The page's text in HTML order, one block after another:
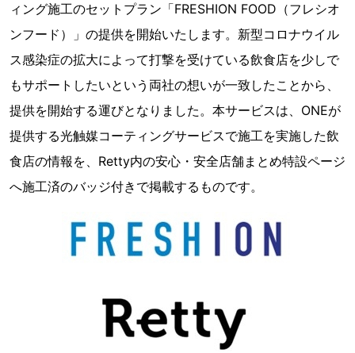
ィング施工のセットプラン「FRESHION FOOD（フレシオ
ンフード）」の提供を開始いたします。新型コロナウイル
ス感染症の拡大によって打撃を受けている飲食店を少しで
もサポートしたいという両社の想いが一致したことから、
提供を開始する運びとなりました。本サービスは、ONEが
提供する光触媒コーティングサービスで施工を実施した飲
食店の情報を、Retty内の安心・安全店舗まとめ特設ページ
へ施工済のバッジ付きで掲載するものです。